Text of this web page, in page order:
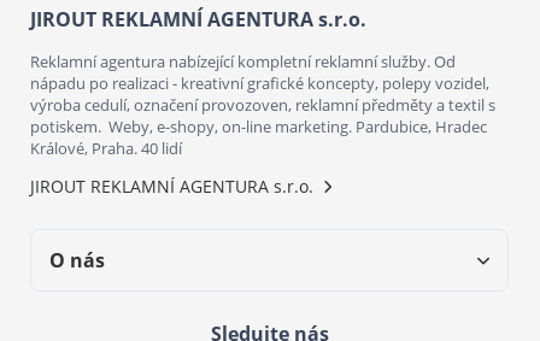
JIROUT REKLAMNÍ AGENTURA s.r.o.
Reklamní agentura nabízející kompletní reklamní služby. Od
nápadu po realizaci - kreativní grafické koncepty, polepy vozidel,
výroba cedulí, označení provozoven, reklamní předměty a textil s
potiskem. Weby, e-shopy, on-line marketing. Pardubice, Hradec
Králové, Praha. 40 lidí
JIROUT REKLAMNÍ AGENTURA s.r.o.
O nás
Sledujte nás